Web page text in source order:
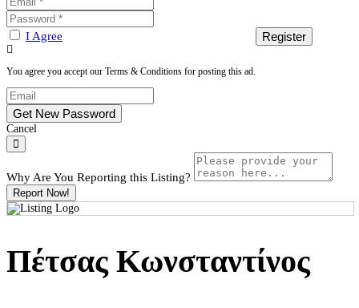
I Agree
You agree you accept our Terms & Conditions for posting this ad.
Cancel
Why Are You Reporting this Listing?
Report Now!
Πέτσας Κωνσταντίνος